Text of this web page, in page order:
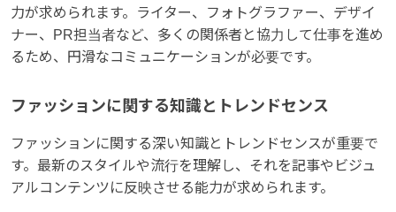
力が求められます。ライター、フォトグラファー、デザイ
ナー、PR担当者など、多くの関係者と協力して仕事を進め
るため、円滑なコミュニケーションが必要です。
ファッションに関する知識とトレンドセンス
ファッションに関する深い知識とトレンドセンスが重要で
す。最新のスタイルや流行を理解し、それを記事やビジュ
アルコンテンツに反映させる能力が求められます。